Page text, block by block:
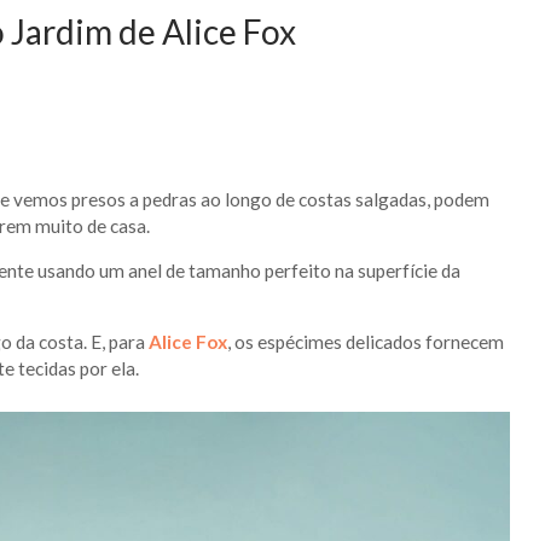
de Alice Fox
vemos presos a pedras ao longo de costas salgadas, podem
muito de casa.
usando um anel de tamanho perfeito na superfície da
da costa. E, para Alice Fox, os espécimes delicados fornecem
tecidas por ela.